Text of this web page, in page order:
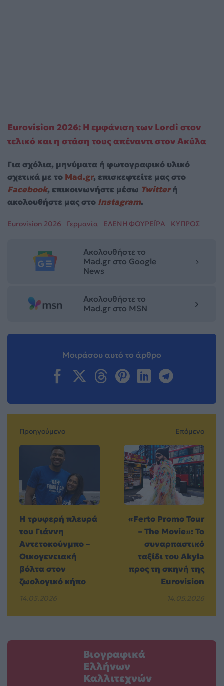
Eurovision 2026: Η εμφάνιση των Lordi στον
τελικό και η στάση τους απέναντι στον Ακύλα
Για σχόλια, μηνύματα ή φωτογραφικό υλικό
σχετικά με το Mad.gr, επισκεφτείτε μας στο
Facebook, επικοινωνήστε μέσω Twitterή
ακολουθήστε μας στο Instagram.
Eurovision 2026 Γερμανία ΕΛΕΝΗ ΦΟΥΡΕΪΡΑ ΚΥΠΡΟΣ
Ακολουθήστε το
Mad.gr στο Google
News
Ακολουθήστε το
Mad.gr στο MSN
Μοιράσου αυτό το άρθρο
Προηγούμενο
Η τρυφερή πλευρά
του Γιάννη
Αντετοκούνμπο –
Οικογενειακή
βόλτα στον
ζωολογικό κήπο
14.05.2026
Επόμενο
«Ferto Promo Tour
– The Movie»: Το
συναρπαστικό
ταξίδι του Akyla
προς τη σκηνή της
Eurovision
14.05.2026
Βιογραφικά
Ελλήνων
Καλλιτεχνών